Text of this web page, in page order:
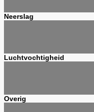
Neerslag
Luchtvochtigheid
Overig